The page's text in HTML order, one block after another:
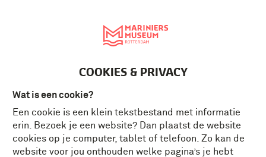
COOKIES & PRIVACY
Wat is een cookie?
Een cookie is een klein tekstbestand met informatie
erin. Bezoek je een website? Dan plaatst de website
cookies op je computer, tablet of telefoon. Zo kan de
website voor jou onthouden welke pagina’s je hebt